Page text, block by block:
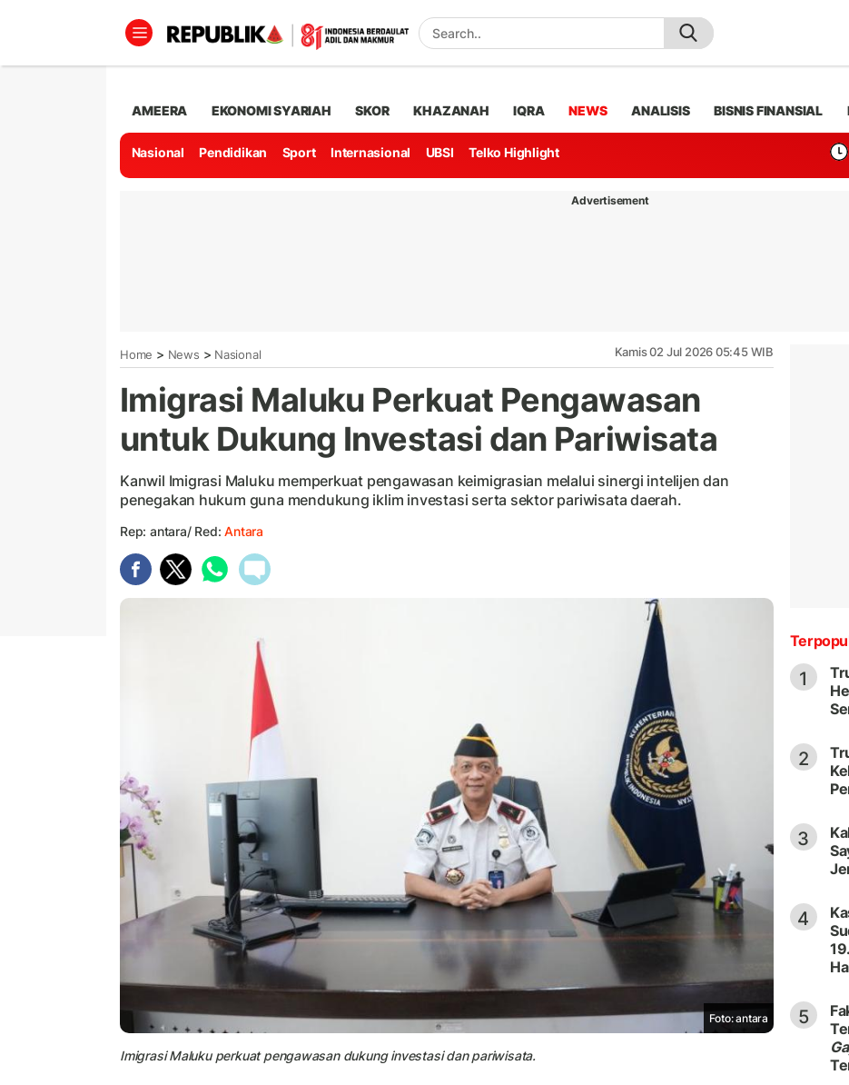
AMEERA EKONOMI SYARIAH SKOR KHAZANAH IQRA NEWS ANALISIS BISNIS FINANSIAL
Nasional Pendidikan Sport Internasional UBSI Telko Highlight
Advertisement
Home > News > Nasional Kamis 02 Jul 2026 05:45 WIB
Imigrasi Maluku Perkuat Pengawasan
untuk Dukung Investasi dan Pariwisata
Kanwil Imigrasi Maluku memperkuat pengawasan keimigrasian melalui sinergi intelijen dan
penegakan hukum guna mendukung iklim investasi serta sektor pariwisata daerah.
Rep: antara/ Red:Antara
Foto: antara
Imigrasi Maluku perkuat pengawasan dukung investasi dan pariwisata.
1
2
3
4
5